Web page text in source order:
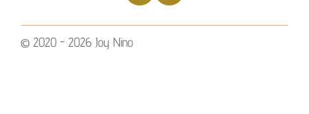
a
c
n
s
© 2020 - 2026 Joy Nino